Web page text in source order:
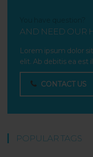
AND NEED OUR
Lorem ipsum dolor
elit. Ab debitis ea est
CONTACT US
POPULAR TAGS